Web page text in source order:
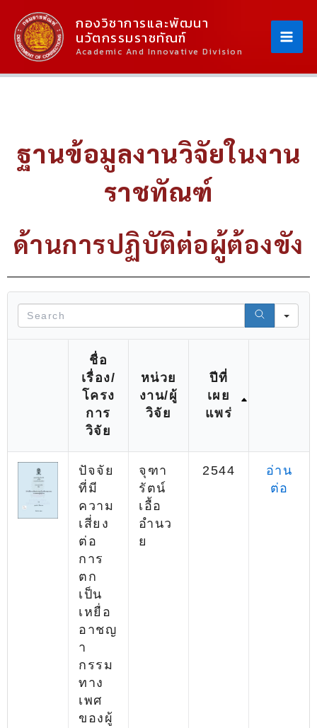
Content
Content
กองวิชาการและพัฒนา
นวัตกรรมราชทัณฑ์
Academic And Innovative Division
ฐานข้อมูลงานวิจัยในงาน
ราชทัณฑ์
ด้านการปฏิบัติต่อผู้ต้องขัง
e
ชื่อ
เรื่อง/
โครง
การ
วิจัย
หน่วย
งาน/ผู้
วิจัย
ปีที่
เผย
แพร่
ปัจจัย
ที่มี
ความ
เสี่ยง
ต่อ
การ
ตก
เป็น
เหยื่อ
อาชญ
า
กรรม
ทาง
เพศ
ของผู้
จุฑา
รัตน์
เอื้อ
อำนว
ย
2544
อ่าน
ต่อ